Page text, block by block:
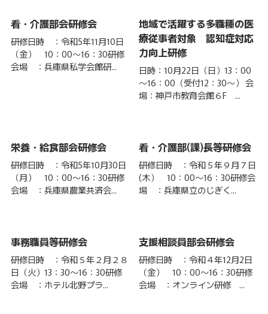
看・介護部会研修会
研修日時 ：令和5年11月10日
（金） 10：00～16：30研修
会場 ：兵庫県私学会館研...
地域で活躍する多職種の医
療従事者対象 認知症対応
力向上研修
日時：10月22日（日）13：00
～16：00（受付12：30～） 会
場：神戸市教育会館６F ...
栄養・給食部会研修会
研修日時 ：令和5年10月30日
（月） 10：00～16：30研修
会場 ：兵庫県農業共済会...
看・介護部(課)長等研修会
研修日時 ：令和５年９月７日
(木） 10：00～16：30研修会
場 ：兵庫県立のじぎく...
事務職員等研修会
研修日時 ：令和５年２月２８
日（火）13：30～16：30研修
会場 ：ホテル北野プラ...
支援相談員部会研修会
研修日時 ：令和４年12月2日
（金） 10：00～16：30研修
会場 ：オンライン研修 ...